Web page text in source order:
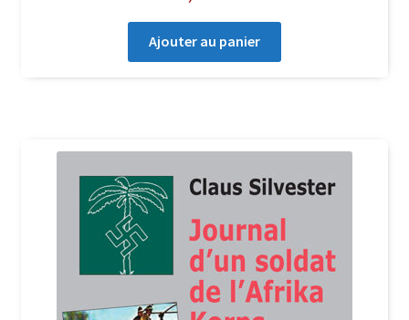
Ajouter au panier